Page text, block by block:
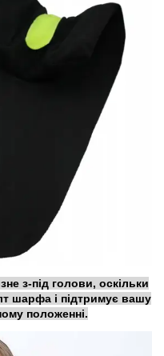
з-під голови, оскільки
шарфа і підтримує вашу
положенні.